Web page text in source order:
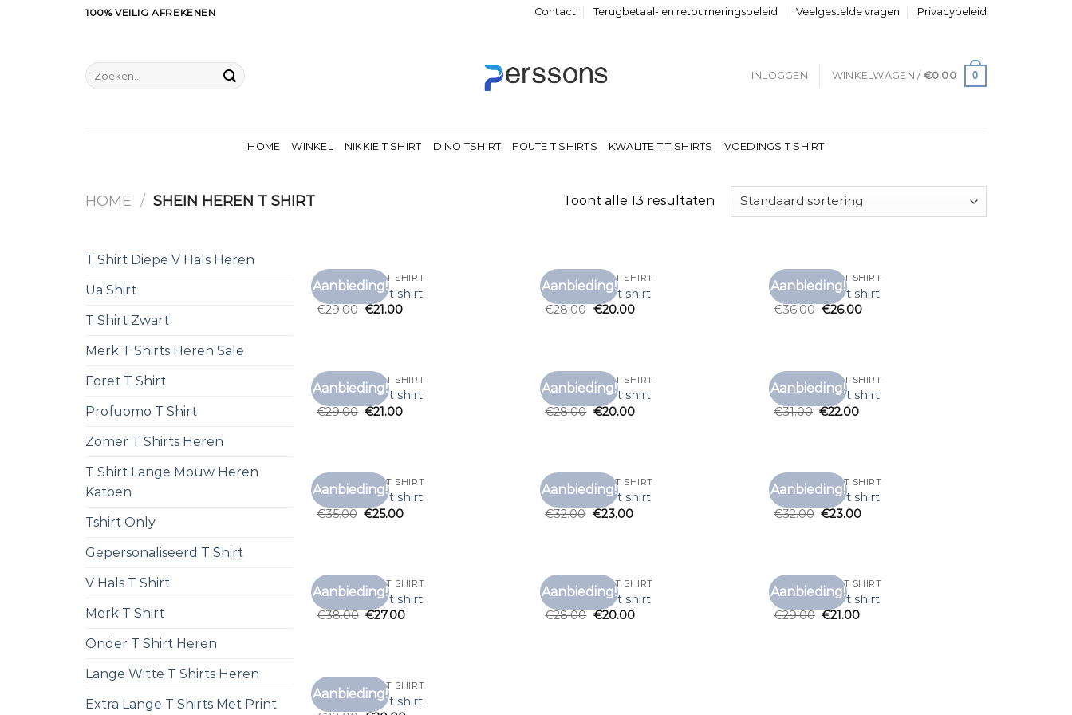
100% VEILIG AFREKENEN Contact Terugbetaal- en retourneringsbeleid Veelgestelde vragen Privacybeleid
Zoeken
naar:
INLOGGEN WINKELWAGEN / €0.00 0
HOME WINKEL NIKKIE T SHIRT DINO TSHIRT FOUTE T SHIRTS KWALITEIT T SHIRTS VOEDINGS T SHIRT
HOME / SHEIN HEREN T SHIRT Toont alle 13 resultaten
T Shirt Diepe V Hals Heren
Ua Shirt
T Shirt Zwart
Merk T Shirts Heren Sale
Foret T Shirt
Profuomo T Shirt
Zomer T Shirts Heren
T Shirt Lange Mouw Heren
Katoen
Tshirt Only
Gepersonaliseerd T Shirt
V Hals T Shirt
Merk T Shirt
Onder T Shirt Heren
Lange Witte T Shirts Heren
Extra Lange T Shirts Met Print
Aanbieding!
SHEIN HEREN T SHIRT
shein heren t shirt
€29.00 €21.00
Aanbieding!
SHEIN HEREN T SHIRT
shein heren t shirt
€28.00 €20.00
Aanbieding!
SHEIN HEREN T SHIRT
shein heren t shirt
€36.00 €26.00
Aanbieding!
SHEIN HEREN T SHIRT
shein heren t shirt
€29.00 €21.00
Aanbieding!
SHEIN HEREN T SHIRT
shein heren t shirt
€28.00 €20.00
Aanbieding!
SHEIN HEREN T SHIRT
shein heren t shirt
€31.00 €22.00
Aanbieding!
SHEIN HEREN T SHIRT
shein heren t shirt
€35.00 €25.00
Aanbieding!
SHEIN HEREN T SHIRT
shein heren t shirt
€32.00 €23.00
Aanbieding!
SHEIN HEREN T SHIRT
shein heren t shirt
€32.00 €23.00
Aanbieding!
SHEIN HEREN T SHIRT
shein heren t shirt
€38.00 €27.00
Aanbieding!
SHEIN HEREN T SHIRT
shein heren t shirt
€28.00 €20.00
Aanbieding!
SHEIN HEREN T SHIRT
shein heren t shirt
€29.00 €21.00
Aanbieding!
SHEIN HEREN T SHIRT
shein heren t shirt